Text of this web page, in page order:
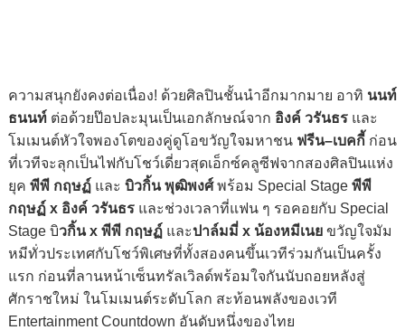
ความสนุกยังคงต่อเนื่อง! ด้วยศิลปินชั้นนำอีกมากมาย อาทิ นนท์
ธนนท์ต่อด้วยป๊อปละมุนเป็นเอกลักษณ์จาก อิงค์ วรันธรและ
โมเมนต์หัวใจพองโตของคู่ดูโอขวัญใจมหาชน ฟรีน–เบคกี้ก่อน
ที่เวทีจะลุกเป็นไฟกับโชว์เดี่ยวสุดเอ็กซ์คลูซีฟจากสองศิลปินแห่ง
ยุค พีพี กฤษฏ์และ บิวกิ้น พุฒิพงศ์พร้อม Special Stage พีพี
กฤษฏ์ x อิงค์ วรันธรและช่วงเวลาที่แฟน ๆ รอคอยกับ Special
Stage บิวกิ้น x พีพี กฤษฏ์ และปาล์มมี่ x น้องหมีเนยขวัญใจมัม
หมีทั่วประเทศกับโชว์พิเศษที่ทั้งสองคนขึ้นเวทีร่วมกันเป็นครั้ง
แรก ก่อนที่ลานหน้าเซ็นทรัลเวิลด์พร้อมใจกันนับถอยหลังสู่
ศักราชใหม่ ในโมเมนต์ระดับโลก สะท้อนพลังของเวที
Entertainment Countdown อันดับหนึ่งของไทย